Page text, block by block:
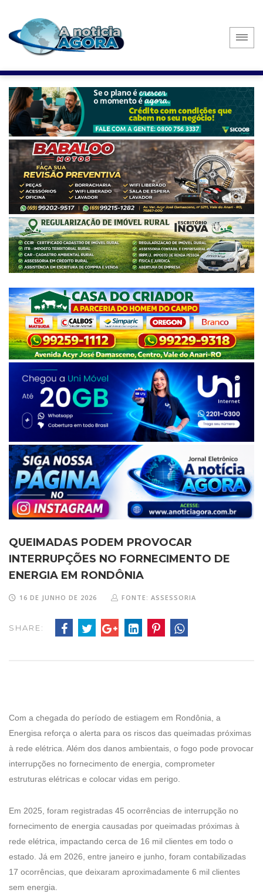
QUEIMADAS PODEM PROVOCAR
INTERRUPÇÕES NO FORNECIMENTO DE
ENERGIA EM RONDÔNIA
16 DE JUNHO DE 2026 FONTE: ASSESSORIA
SHARE:
Com a chegada do período de estiagem em Rondônia, a
Energisa reforça o alerta para os riscos das queimadas próximas
à rede elétrica. Além dos danos ambientais, o fogo pode provocar
interrupções no fornecimento de energia, comprometer
estruturas elétricas e colocar vidas em perigo.
Em 2025, foram registradas 45 ocorrências de interrupção no
fornecimento de energia causadas por queimadas próximas à
rede elétrica, impactando cerca de 16 mil clientes em todo o
estado. Já em 2026, entre janeiro e junho, foram contabilizadas
17 ocorrências, que deixaram aproximadamente 6 mil clientes
sem energia.